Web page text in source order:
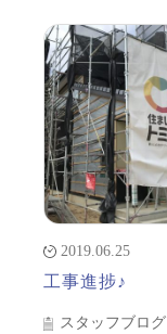
2019.06.25
工事進捗♪
スタッフブログ